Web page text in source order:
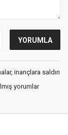
inançlara saldırı
yorumlar